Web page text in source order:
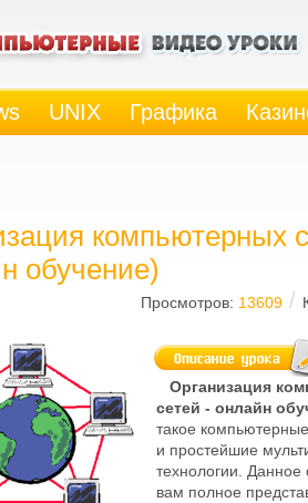
UNIX Графика
компьютерных
обучение)
Просмотров: 13609 /
Организация
сетей - онлайн
такое
и простейшие
технологии. Данное
вам полное